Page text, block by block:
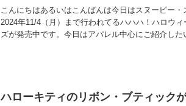
こんにちはあるいはこんばんは今日はスヌーピー
2024年11/4（月）まで行われてるハハハ！ハロウ
ズが発売中です。今日はアパレル中心にご紹介した
ハローキティのリボン・ブティッ